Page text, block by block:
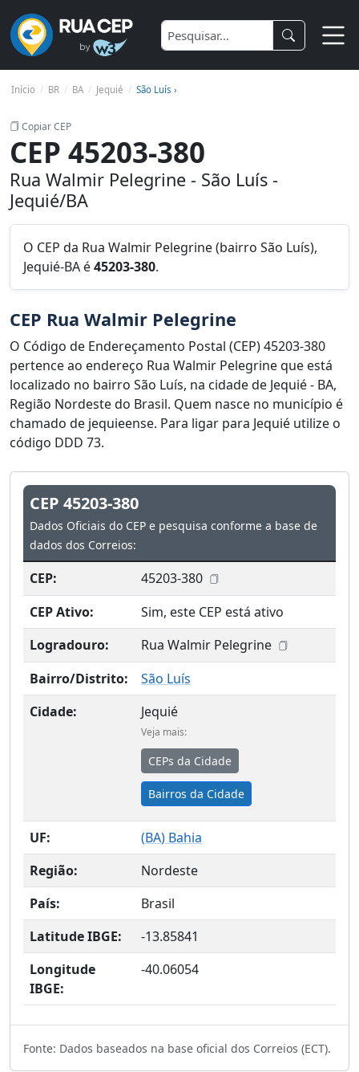
Início BR BA Jequié São Luís ›
Copiar CEP
CEP 45203-380
Rua Walmir Pelegrine - São Luís -
Jequié/BA
O CEP da Rua Walmir Pelegrine (bairro São Luís),
Jequié-BA é45203-380.
CEP Rua Walmir Pelegrine
O Código de Endereçamento Postal (CEP) 45203-380
pertence ao endereço Rua Walmir Pelegrine que está
localizado no bairro São Luís, na cidade de Jequié - BA,
Região Nordeste do Brasil. Quem nasce no município é
chamado de jequieense. Para ligar para Jequié utilize o
código DDD 73.
CEP 45203-380
Dados Oficiais do CEP e pesquisa conforme a base de
dados dos Correios:
CEP:
45203-380
CEP Ativo:
Sim, este CEP está ativo
Logradouro:
Rua Walmir Pelegrine
Bairro/Distrito:
São Luís
Cidade:
Jequié
Veja mais:
CEPs da Cidade
Bairros da Cidade
UF: (BA) Bahia
Região:
Nordeste
País:
Brasil
Latitude IBGE:
-13.85841
Longitude
IBGE:
-40.06054
Fonte: Dados baseados na base oficial dos Correios (ECT).